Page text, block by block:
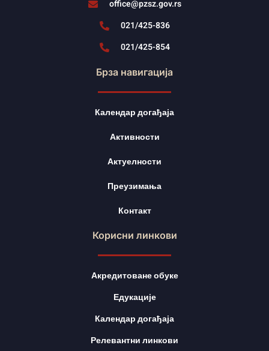
office@pzsz.gov.rs
021/425-836
021/425-854
Брза навигација
Календар догађаја
Активности
Актуелности
Преузимања
Контакт
Корисни линкови
Акредитоване обуке
Едукације
Календар догађаја
Релевантни линкови